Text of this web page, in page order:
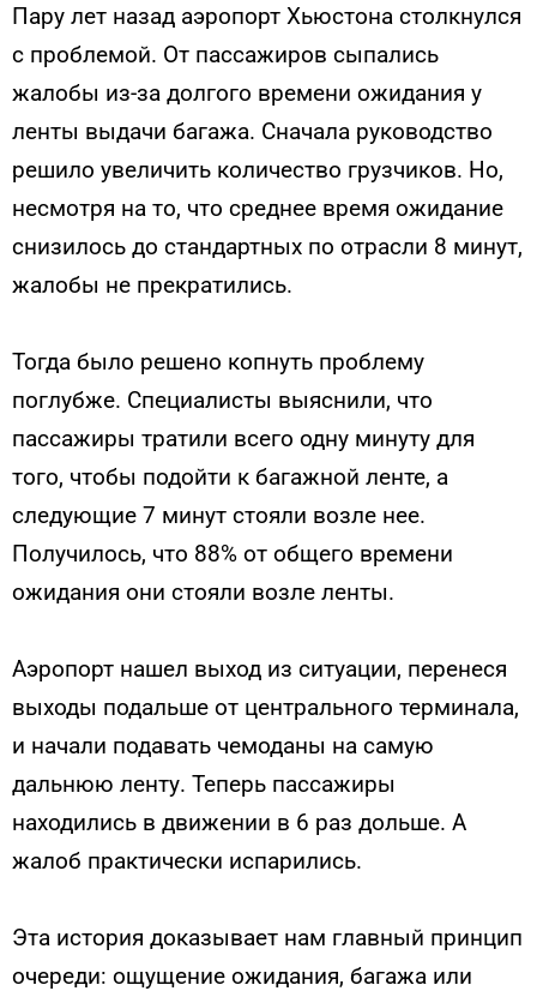
Пару лет назад аэропорт Хьюстона столкнулся
с проблемой. От пассажиров сыпались
жалобы из-за долгого времени ожидания у
ленты выдачи багажа. Сначала руководство
решило увеличить количество грузчиков. Но,
несмотря на то, что среднее время ожидание
снизилось до стандартных по отрасли 8 минут,
жалобы не прекратились.
Тогда было решено копнуть проблему
поглубже. Специалисты выяснили, что
пассажиры тратили всего одну минуту для
того, чтобы подойти к багажной ленте, а
следующие 7 минут стояли возле нее.
Получилось, что 88% от общего времени
ожидания они стояли возле ленты.
Аэропорт нашел выход из ситуации, перенеся
выходы подальше от центрального терминала,
и начали подавать чемоданы на самую
дальнюю ленту. Теперь пассажиры
находились в движении в 6 раз дольше. А
жалоб практически испарились.
Эта история доказывает нам главный принцип
очереди: ощущение ожидания, багажа или